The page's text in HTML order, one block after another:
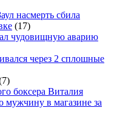
насмерть сбила
(17)
чудовищную аварию
через 2 сплошные
боксера Виталия
мужчину в магазине за